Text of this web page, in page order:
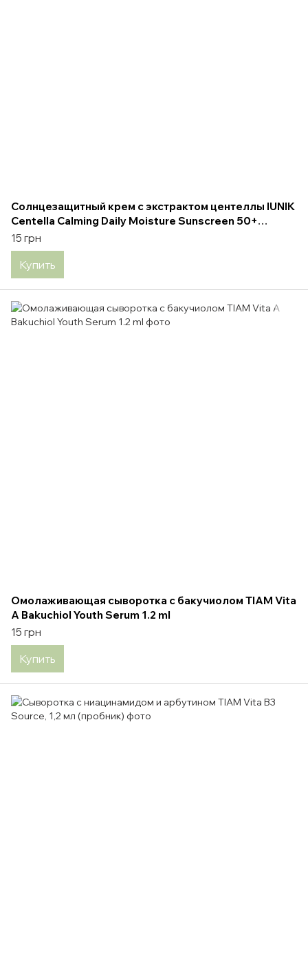
Солнцезащитный крем с экстрактом центеллы IUNIK
Centella Calming Daily Moisture Sunscreen 50+
PA++++ 60 ml
15 грн
Купить
Омолаживающая сыворотка с бакучиолом TIAM Vita
A Bakuchiol Youth Serum 1.2 ml
15 грн
Купить